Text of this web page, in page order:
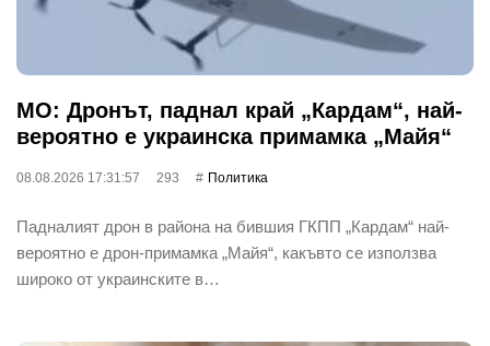
МО: Дронът, паднал край „Кардам“, най-
вероятно е украинска примамка „Майя“
08.08.2026 17:31:57 293 Политика
Падналият дрон в района на бившия ГКПП „Кардам“ най-
вероятно е дрон-примамка „Майя“, какъвто се използва
широко от украинските в…